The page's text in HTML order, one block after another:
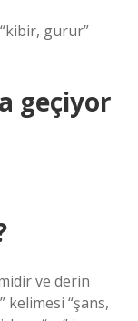
geçiyor
ve derin
kelimesi “şans,